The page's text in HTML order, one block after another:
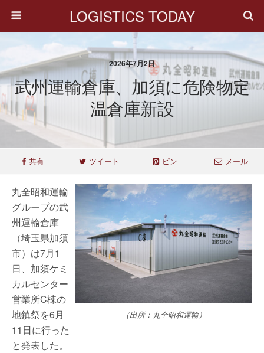
LOGISTICS TODAY
2026年7月2日
武州運輸倉庫、加須に危険物定
温倉庫新設
共有 ツイート ピン メール
（出所：丸全昭和運輸）
丸全昭和運輸
グループの武
州運輸倉庫
（埼玉県加須
市）は7月1
日、加須ケミ
カルセンター
営業所C棟の
地鎮祭を6月
11日に行った
と発表した。